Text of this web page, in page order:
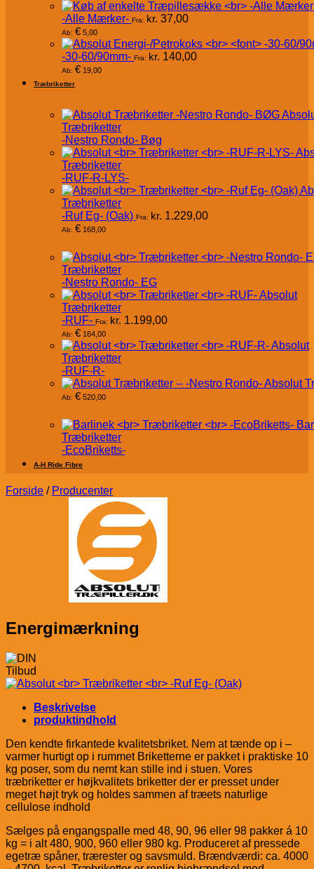
-Alle Mærker- Fra: kr. 37,00
Ab: € 5,00
-30-60/90mm- Fra: kr. 140,00
Ab: € 19,00
Træbriketter
Træbriketter
-Nestro Rondo- Bøg
Træbriketter
-RUF-R-LYS-
Træbriketter
-Ruf Eg- (Oak) Fra: kr. 1.229,00
Ab: € 168,00
Træbriketter
-Nestro Rondo- EG
Absolut
Træbriketter
-RUF- Fra: kr. 1.199,00
Ab: € 164,00
Absolut
Træbriketter
-RUF-R-
Absolut
Ab: € 520,00
Træbriketter
-EcoBriketts-
A-H Ride Fibre
Forside / Producenter
Energimærkning
Tilbud
Beskrivelse
produktindhold
Den kendte firkantede kvalitetsbriket. Nem at tænde op i –
varmer hurtigt op i rummet Briketterne er pakket i praktiske 10
kg poser, som du nemt kan stille ind i stuen. Vores
træbriketter er højkvalitets briketter der er presset under
meget højt tryk og holdes sammen af træets naturlige
cellulose indhold
Sælges på engangspalle med 48, 90, 96 eller 98 pakker á 10
kg = i alt 480, 900, 960 eller 980 kg. Produceret af pressede
egetræ spåner, trærester og savsmuld. Brændværdi: ca. 4000